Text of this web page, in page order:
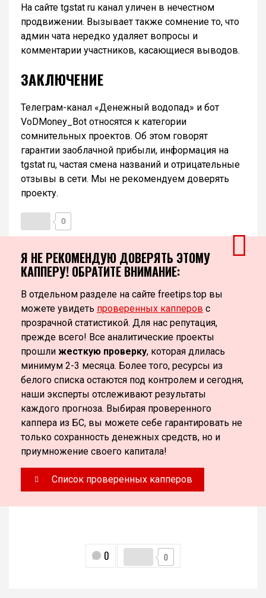
На сайте tgstat ru канал уличен в нечестном
продвижении. Вызывает также сомнение то, что
админ чата нередко удаляет вопросы и
комментарии участников, касающиеся выводов.
ЗАКЛЮЧЕНИЕ
Телеграм-канал «Денежный водопад» и бот
VoDMoney_Bot относятся к категории
сомнительных проектов. Об этом говорят
гарантии заоблачной прибыли, информация на
tgstat ru, частая смена названий и отрицательные
отзывы в сети. Мы не рекомендуем доверять
проекту.
0
Я НЕ РЕКОМЕНДУЮ ДОВЕРЯТЬ ЭТОМУ
КАППЕРУ! ОБРАТИТЕ ВНИМАНИЕ:
В отдельном разделе на сайте freetips.top вы
можете увидеть проверенных капперов с
прозрачной статистикой. Для нас репутация,
прежде всего! Все аналитические проекты
прошли жесткую проверку, которая длилась
минимум 2-3 месяца. Более того, ресурсы из
белого списка остаются под контролем и сегодня,
наши эксперты отслеживают результаты
каждого прогноза. Выбирая проверенного
каппера из БС, вы можете себе гарантировать не
только сохранность денежных средств, но и
приумножение своего капитала!
Список проверенных капперов
0 0